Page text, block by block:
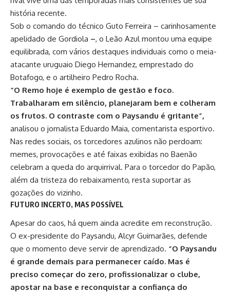
história recente.
Sob o comando do técnico Guto Ferreira – carinhosamente
apelidado de Gordiola –, o Leão Azul montou uma equipe
equilibrada, com vários destaques individuais como o meia-
atacante uruguaio Diego Hernandez, emprestado do
Botafogo, e o artilheiro Pedro Rocha.
“O Remo hoje é exemplo de gestão e foco.
Trabalharam em silêncio, planejaram bem e colheram
os frutos. O contraste com o Paysandu é gritante”,
analisou o jornalista Eduardo Maia, comentarista esportivo.
Nas redes sociais, os torcedores azulinos não perdoam:
memes, provocações e até faixas exibidas no Baenão
celebram a queda do arquirrival. Para o torcedor do Papão,
além da tristeza do rebaixamento, resta suportar as
gozações do vizinho.
FUTURO INCERTO, MAS POSSÍVEL
Apesar do caos, há quem ainda acredite em reconstrução.
O ex-presidente do Paysandu, Alcyr Guimarães, defende
que o momento deve servir de aprendizado. “O Paysandu
é grande demais para permanecer caído. Mas é
preciso começar do zero, profissionalizar o clube,
apostar na base e reconquistar a confiança do